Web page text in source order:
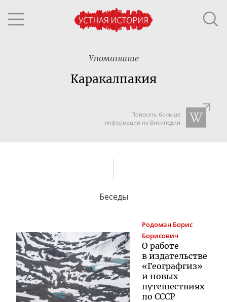
Упоминание
Каракалпакия
Поискать больше
информации на Википедии
Беседы
Родоман Борис
Борисович
О работе
в издательстве
«Географгиз»
и новых
путешествиях
по СССР